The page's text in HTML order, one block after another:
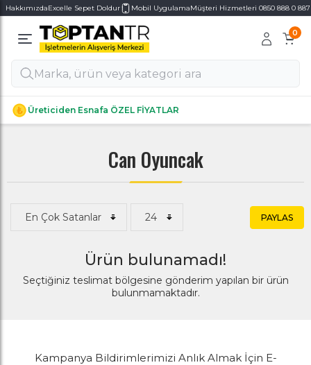
HakkımızdaExcelle Sepet Doldur Mobil UygulamaMüşteri Hizmetleri 0850 888 0 887
0
Üreticiden Esnafa ÖZEL FİYATLAR
Alt Kategoriler
Alt Kategoriler
Can Oyuncak
PAYLAS
Ürün bulunamadı!
Seçtiğiniz teslimat bölgesine gönderim yapılan bir ürün
bulunmamaktadır.
Kampanya Bildirimlerimizi Anlık Almak İçin E-